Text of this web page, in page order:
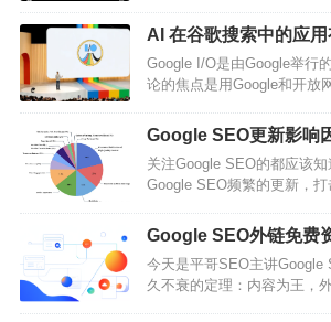
下面我们总结一些方法和踩
学者到资深玩家的路线，当
营者也需要了解搜索意图，
用户需求。什么是搜索意图
Intent，也称为用户意图、受
指用户在搜索引擎中输入特
原因。换句话说，它代表了
这样的搜索引擎时希望实现
AI 在谷歌搜索中的应
Google I/O是由Google举行
论的焦点是用Google和开放
Open)，会议的形式类似于
的Google I/O 2024于美东时
山景城的Shoreline
离谷歌总部不远，是I/…
Google SEO更新影响
关注Google SEO的都应该
Google SEO频繁的更新，
篇文章来看下Google SEO在
了哪些内容，对我们关注工
意味着什么。SEO技术对于
要，特别对于简历企业品牌
这项技能也需要去掌握，至
Google SEO外链免费
今天是平哥SEO主讲Google
久不衰的定理：内容为王，